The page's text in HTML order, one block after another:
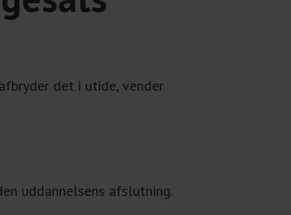
det i utide, vender
uddannelsens afslutning.